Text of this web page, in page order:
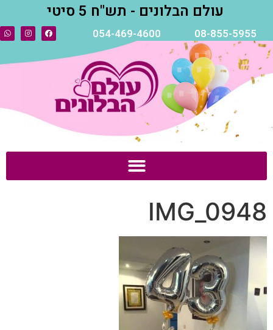
עולם הבלונים - תש"ח 5 סיטי
08-855-5955
054-469-4600
IMG_0948